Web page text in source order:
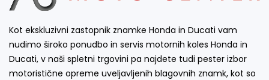
Kot ekskluzivni zastopnik znamke Honda in Ducati vam
nudimo široko ponudbo in servis motornih koles Honda in
Ducati, v naši spletni trgovini pa najdete tudi pester izbor
motoristične opreme uveljavljenih blagovnih znamk, kot so